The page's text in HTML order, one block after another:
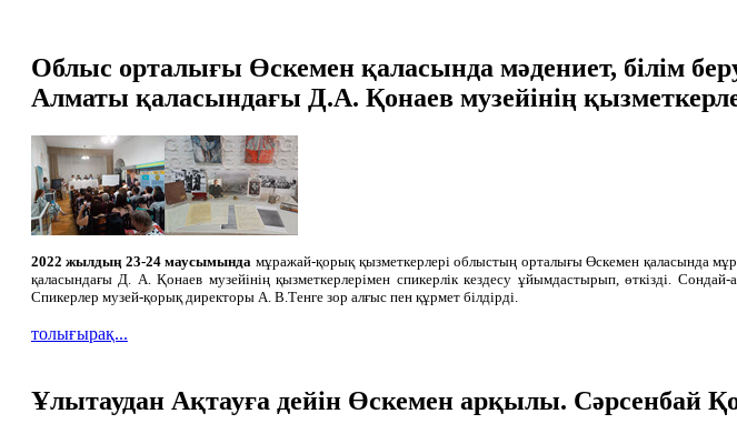
Облыс орталығы Өскемен қаласында мәдениет, білім
Алматы қаласындағы Д.А. Қонаев музейінің
2022 жылдың 23-24 маусымында мұражай-қорық қызметкерлері облыстың орталығы Өскемен қаласында
қаласындағы Д. А. Қонаев музейінің қызметкерлерімен спикерлік кездесу ұйымдастырып, өткізді.
Спикерлер музей-қорық директоры А. В.Тенге зор алғыс пен құрмет білдірді.
толығырақ...
Ұлытаудан Ақтауға дейін Өскемен арқылы. Сәрсенбай